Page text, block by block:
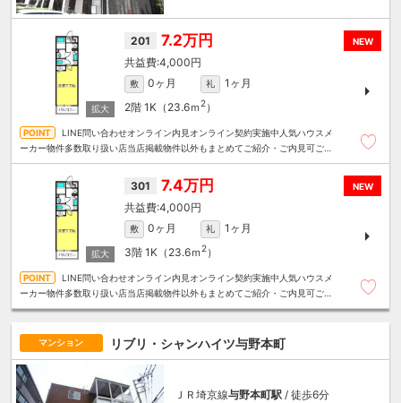
NEW
201 7.2万円
4,000円
敷 0ヶ月 礼
1ヶ月
2階 1K（23.6ｍ 2）
LINE問い合わせオンライン内見オンライン契約実施中人気ハウスメ
ーカー物件多数取り扱い店当店掲載物件以外もまとめてご紹介・ご内見可ご予
NEW
301 7.4万円
4,000円
敷 0ヶ月 礼
1ヶ月
3階 1K（23.6ｍ 2）
LINE問い合わせオンライン内見オンライン契約実施中人気ハウスメ
ーカー物件多数取り扱い店当店掲載物件以外もまとめてご紹介・ご内見可ご予
マンション リブリ・シャンハイツ与野本町
ＪＲ埼京線与野本町駅 / 徒歩6分